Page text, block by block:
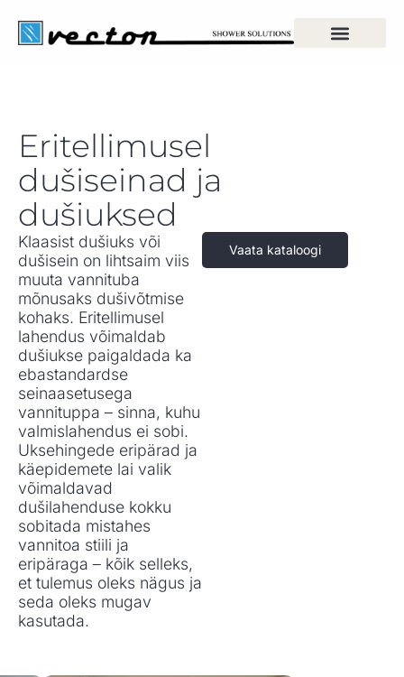
Eritellimusel
dušiseinad ja
dušiuksed
Klaasist dušiuks või
dušisein on lihtsaim viis
muuta vannituba
mõnusaks dušivõtmise
kohaks. Eritellimusel
lahendus võimaldab
dušiukse paigaldada ka
ebastandardse
seinaasetusega
vannituppa – sinna, kuhu
valmislahendus ei sobi.
Uksehingede eripärad ja
käepidemete lai valik
võimaldavad
dušilahenduse kokku
sobitada mistahes
vannitoa stiili ja
eripäraga – kõik selleks,
et tulemus oleks nägus ja
seda oleks mugav
kasutada.
Vaata kataloogi